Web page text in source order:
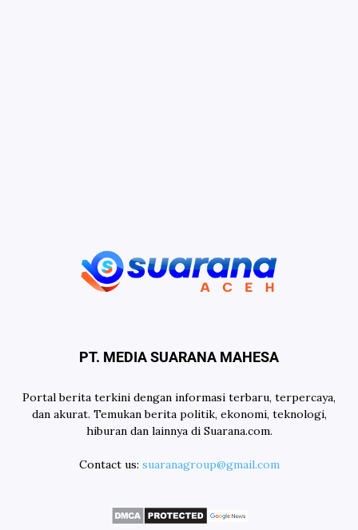
PT. MEDIA SUARANA MAHESA
Portal berita terkini dengan informasi terbaru, terpercaya,
dan akurat. Temukan berita politik, ekonomi, teknologi,
hiburan dan lainnya di Suarana.com.
Contact us: suaranagroup@gmail.com